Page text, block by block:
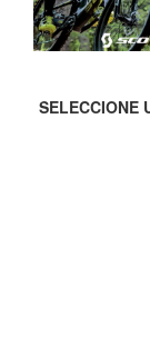
SELECCIONE